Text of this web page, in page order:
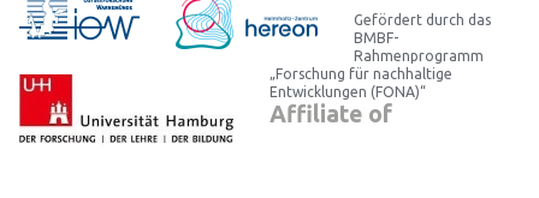
Gefördert durch das
BMBF-
Rahmenprogramm
„Forschung für nachhaltige
Entwicklungen (FONA)“
Affiliate of